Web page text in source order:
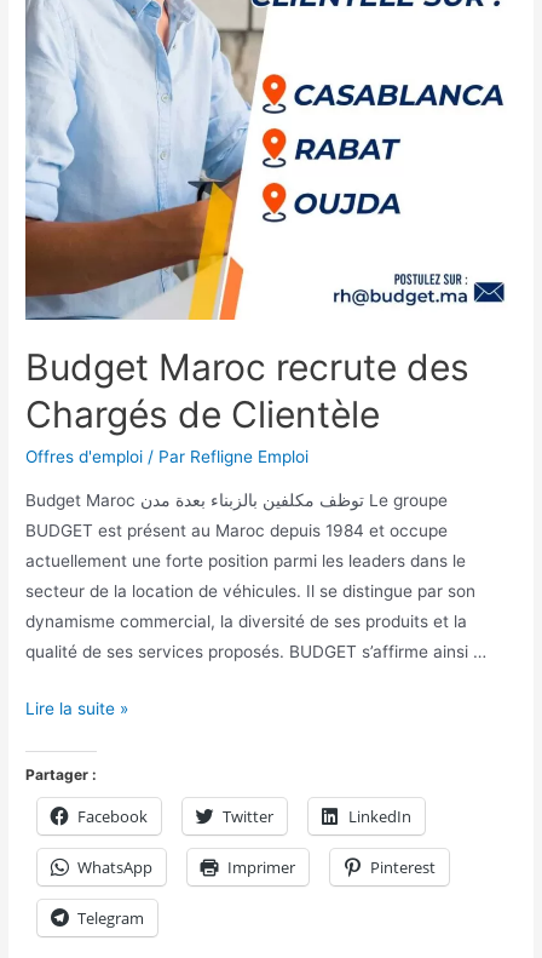
Budget Maroc recrute des
Chargés de Clientèle
Offres d'emploi / Par Refligne Emploi
Budget Maroc توظف مكلفين بالزبناء بعدة مدن Le groupe
BUDGET est présent au Maroc depuis 1984 et occupe
actuellement une forte position parmi les leaders dans le
secteur de la location de véhicules. Il se distingue par son
dynamisme commercial, la diversité de ses produits et la
qualité de ses services proposés. BUDGET s’affirme ainsi …
Lire la suite »
Partager :
Facebook Twitter LinkedIn
WhatsApp Imprimer Pinterest
Telegram